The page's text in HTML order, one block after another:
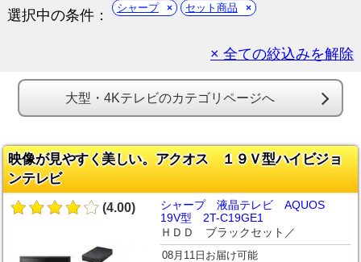
選択中の条件： シャープ セット商品
× 全ての絞込みを解除
大型・4Kテレビのカテゴリページへ
映像が見やすく美しい。アクオス １９Ｖ型ハイビジョ
ンテレビ
(4.00)
シャープ 液晶テレビ AQUOS
19V型 2T-C19GE1
ＨＤＤ ブラックセット／
08月11日お届け可能